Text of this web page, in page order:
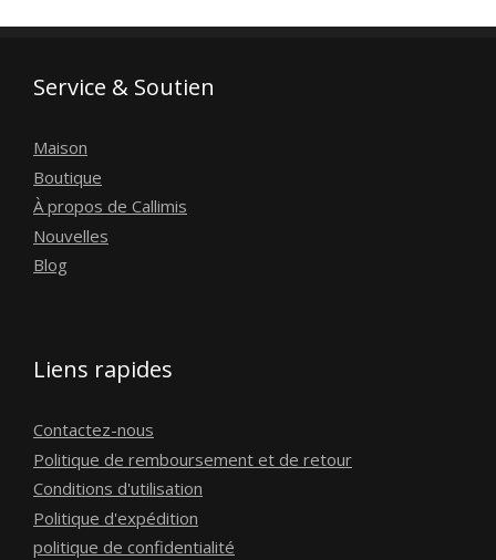
Service & Soutien
Maison
Boutique
À propos de Callimis
Nouvelles
Blog
Liens rapides
Contactez-nous
Politique de remboursement et de retour
Conditions d'utilisation
Politique d'expédition
politique de confidentialité